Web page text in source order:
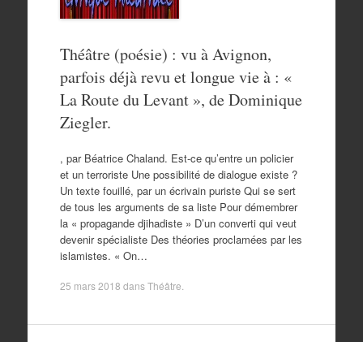
Théâtre (poésie) : vu à Avignon,
parfois déjà revu et longue vie à : «
La Route du Levant », de Dominique
Ziegler.
, par Béatrice Chaland. Est-ce qu’entre un policier
et un terroriste Une possibilité de dialogue existe ?
Un texte fouillé, par un écrivain puriste Qui se sert
de tous les arguments de sa liste Pour démembrer
la « propagande djihadiste » D’un converti qui veut
devenir spécialiste Des théories proclamées par les
islamistes. « On…
25 mars 2018 dansThéâtre